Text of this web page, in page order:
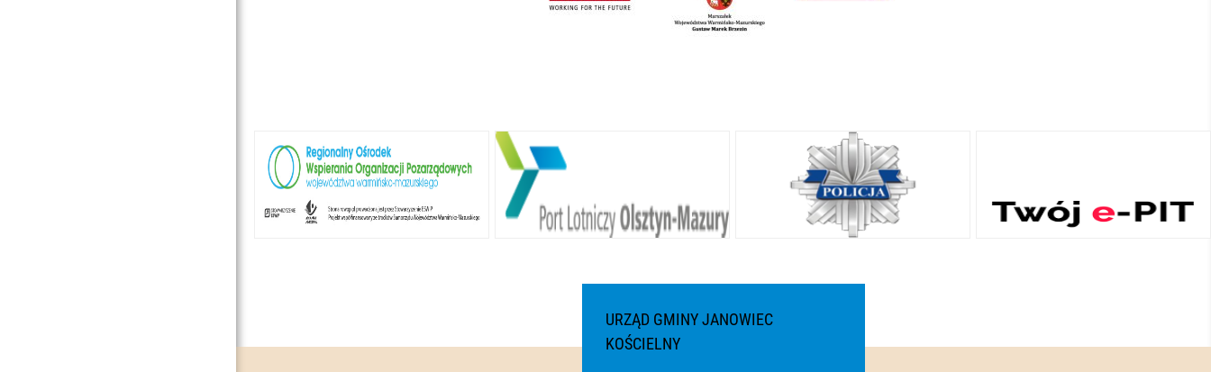
URZĄD GMINY JANOWIEC
KOŚCIELNY